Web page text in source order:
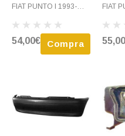
FIAT PUNTO I 1993-
Sporting), Nuovo Da
Verniciare
54,00€ Compra
FIAT